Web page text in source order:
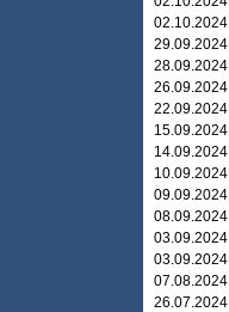
02.10.2024
29.09.2024
28.09.2024
26.09.2024
22.09.2024
15.09.2024
14.09.2024
10.09.2024
09.09.2024
08.09.2024
03.09.2024
03.09.2024
07.08.2024
26.07.2024